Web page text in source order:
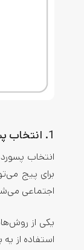
1. انتخاب پسورد قوی برای اکانت اینستاگرام
انتخاب
اجتماعی
یکی از
استفاده از